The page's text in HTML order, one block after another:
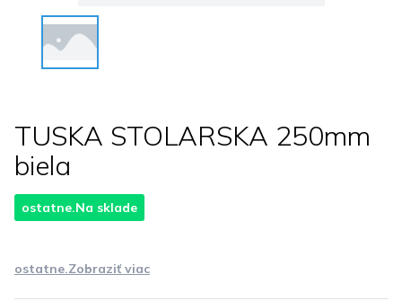
TUSKA STOLARSKA 250mm
biela
ostatne.Na sklade
ostatne.Zobraziť viac